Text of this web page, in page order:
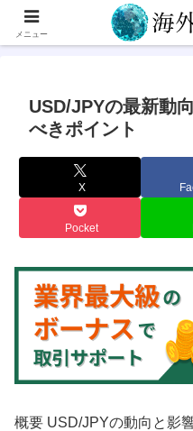
USD/JPYの最新動
べきポイント
X
Pocket
概要 USD/JPYの動向と影
メニュー